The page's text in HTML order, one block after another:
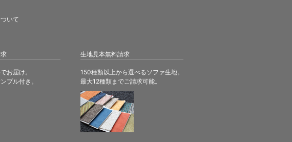
お届け。
プル付き。
生地見本無料請求
150種類以上から選べるソファ生地。
最大12種類までご請求可能。
いて